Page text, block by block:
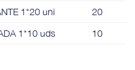
1*20 uni 20
1*10 uds 10